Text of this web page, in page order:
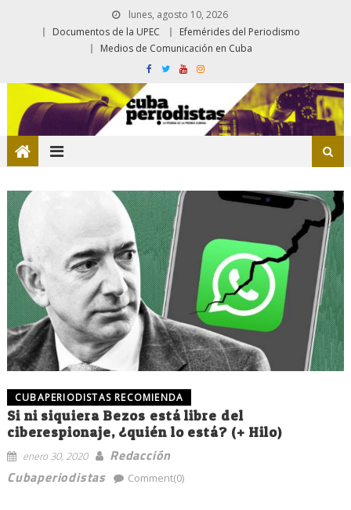
lunes, agosto 10, 2026
Documentos de la UPEC
Efemérides del Periodismo
Medios de Comunicación en Cuba
CUBAPERIODISTAS RECOMIENDA
Si ni siquiera Bezos está libre del
ciberespionaje, ¿quién lo está? (+ Hilo)
enero 30, 2020
Redacción
Cubaperiodistas
Comment(0)